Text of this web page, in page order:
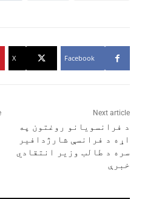
Facebook
X
Next article
د فرانسویانو روغتون په
اړه د فرانسې شارژدافیر
سره د طالب وزیر انتقادي
خبرې